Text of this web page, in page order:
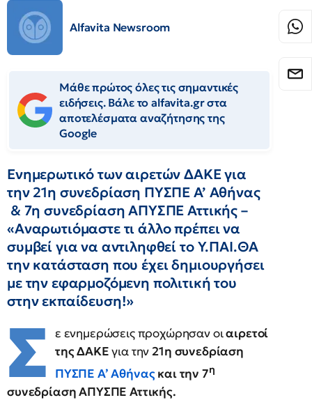
Alfavita Newsroom
Μάθε πρώτος όλες τις σημαντικές
ειδήσεις. Βάλε το alfavita.gr στα
αποτελέσματα αναζήτησης της
Google
Ενημερωτικό των αιρετών ΔΑΚΕ για
την 21η συνεδρίαση ΠΥΣΠΕ Α’ Αθήνας
& 7η συνεδρίαση ΑΠΥΣΠΕ Αττικής –
«Αναρωτιόμαστε τι άλλο πρέπει να
συμβεί για να αντιληφθεί το Υ.ΠΑΙ.ΘΑ
την κατάσταση που έχει δημιουργήσει
με την εφαρμοζόμενη πολιτική του
στην εκπαίδευση!»
Σ ε ενημερώσεις προχώρησαν οιαιρετοί
της ΔΑΚΕγια την 21η συνεδρίαση
ΠΥΣΠΕ Α’ Αθήναςκαι την 7η
συνεδρίαση ΑΠΥΣΠΕ Αττικής.